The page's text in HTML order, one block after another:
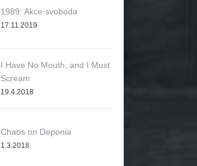
1989: Akce svoboda
17.11.2019
I Have No Mouth, and I Must
Scream
19.4.2018
Chaos on Deponia
1.3.2018